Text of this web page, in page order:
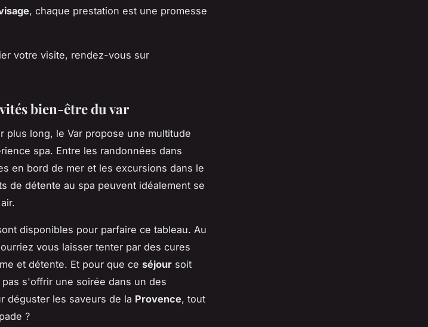
, chaque prestation est une promesse
votre visite, rendez-vous sur
bien-être du var
plus long, le Var propose une multitude
spa. Entre les randonnées dans
en bord de mer et les excursions dans le
de détente au spa peuvent idéalement se
disponibles pour parfaire ce tableau. Au
vous laisser tenter par des cures
et détente. Et pour que ce séjour soit
s'offrir une soirée dans un des
déguster les saveurs de la Provence, tout
?